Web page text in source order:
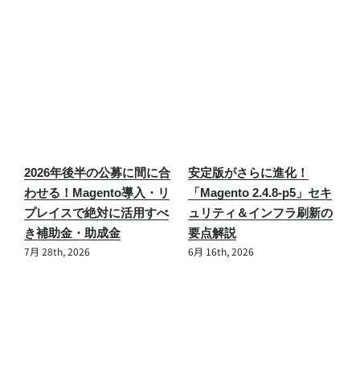
「Magento 2.4.9」ついに
降臨
6月 12th, 2026
【緊急】Magento/Adobe
Commerceセキュリティ情
報「APSB26-73」が公開！
最高CVSS 10.0の脆弱性と
対策まとめ